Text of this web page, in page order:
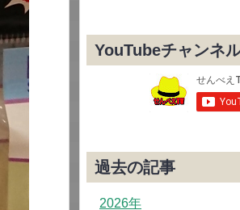
YouTubeチャンネ
過去の記事
2026年